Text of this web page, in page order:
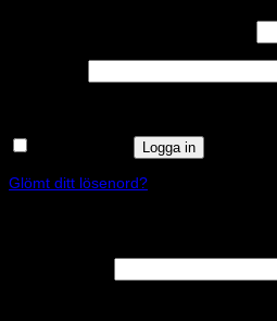
Obligatoriskt
Logga in
Glömt ditt lösenord?